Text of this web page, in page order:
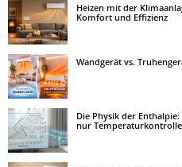
Heizen mit der
Komfort und Effizienz
Wandgerät vs.
Die Physik der
nur